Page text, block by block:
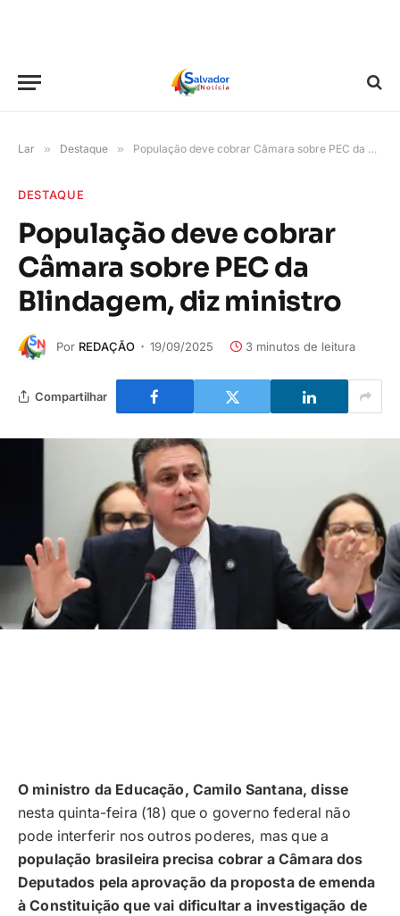
Lar » Destaque » População deve cobrar Câmara sobre PEC da Blindagem, diz ministro
DESTAQUE
População deve cobrar
Câmara sobre PEC da
Blindagem, diz ministro
Por REDAÇÃO 19/09/2025 3 minutos de leitura
Compartilhar
O ministro da Educação, Camilo Santana, disse
nesta quinta-feira (18) que o governo federal não
pode interferir nos outros poderes, mas que a
população brasileira precisa cobrar a Câmara dos
Deputados pela aprovação da proposta de emenda
à Constituição que vai dificultar a investigação de